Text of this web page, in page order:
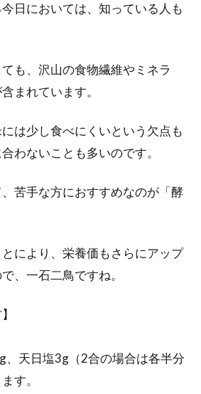
日においては、知っている人も
も、沢山の食物繊維やミネラ
まれています。
は少し食べにくいという欠点も
わないことも多いのです。
苦手な方におすすめなのが「酵
により、栄養価もさらにアップ
、一石二鳥ですね。
天日塩3g（2合の場合は各半分
す。